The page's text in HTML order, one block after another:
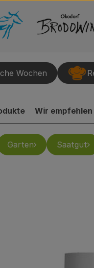
Wochen
Wir empfehlen
Garten Saatgut